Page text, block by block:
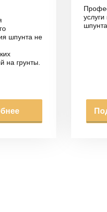
шпунта не
на грунты.